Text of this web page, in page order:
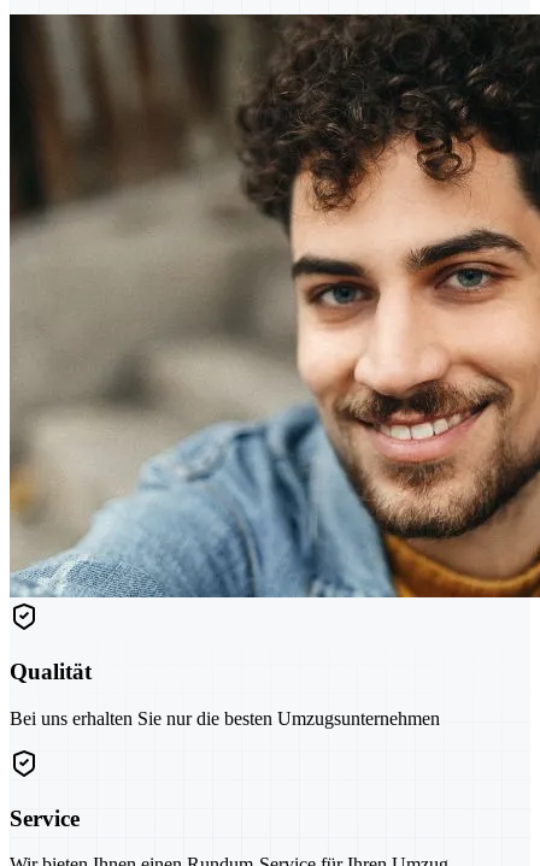
Qualität
Bei uns erhalten Sie nur die besten Umzugsunternehmen
Service